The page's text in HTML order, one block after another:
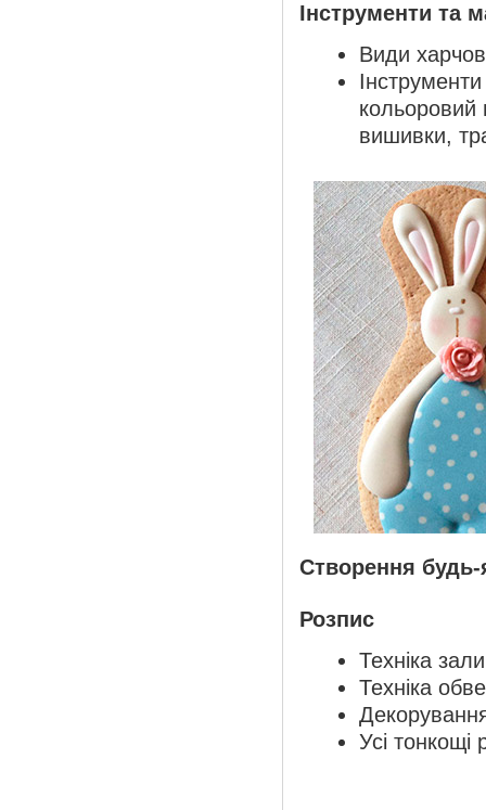
Інструменти та
Види
кольоровий
вишивки,
Створення
Розпис
Техніка
Техніка
Усі тонкощі